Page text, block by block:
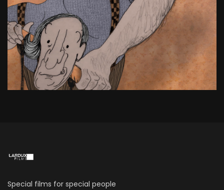
Special films for special people